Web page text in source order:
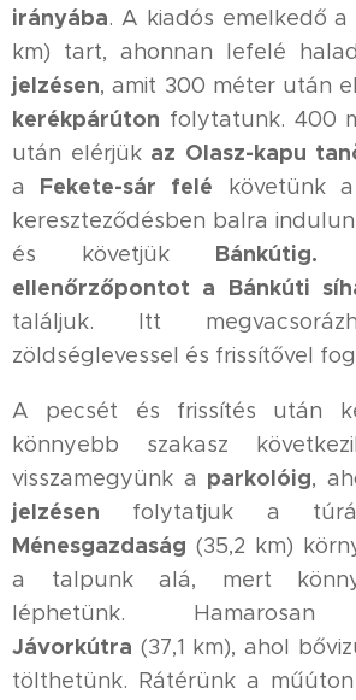
irányába. A kiadós emelkedő a
km) tart, ahonnan lefelé
jelzésen, amit 300 méter után
kerékpárúton folytatunk. 400
után elérjük az Olasz-kapu
a Fekete-sár felé követünk a
kereszteződésben balra
és követjük
ellenőrzőpontot a Bánkúti
találjuk. Itt
zöldséglevessel és frissítővel
A pecsét és frissítés után
könnyebb szakasz
visszamegyünk a parkolóig,
jelzésen folytatjuk a
Ménesgazdaság (35,2 km)
a talpunk alá, mert
léphetünk. Hamarosan
Jávorkútra (37,1 km), ahol
tölthetünk. Rátérünk a